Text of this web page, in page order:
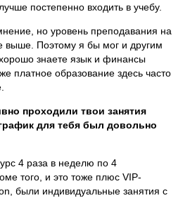
постепенно входить в учебу.
но уровень преподавания на
выше. Поэтому я бы мог и другим
знаете язык и финансы
платное образование здесь часто
проходили твои занятия
для тебя был довольно
4 раза в неделю по 4
того, и это тоже плюс VIP-
были индивидуальные занятия с